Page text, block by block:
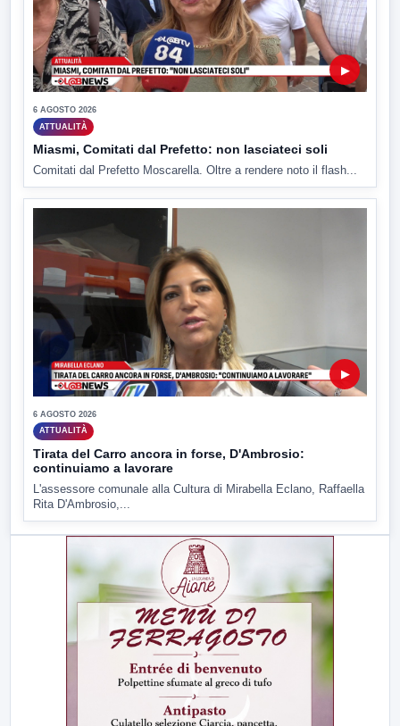
▶
6 AGOSTO 2026
ATTUALITÀ
Miasmi, Comitati dal Prefetto: non lasciateci soli
Comitati dal Prefetto Moscarella. Oltre a rendere noto il flash...
▶
6 AGOSTO 2026
ATTUALITÀ
Tirata del Carro ancora in forse, D'Ambrosio:
continuiamo a lavorare
L'assessore comunale alla Cultura di Mirabella Eclano, Raffaella
Rita D'Ambrosio,...